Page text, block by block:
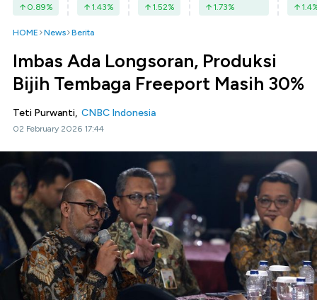
0.89% 1.43% 1.52% 1.73% 1.4
HOME News Berita
Imbas Ada Longsoran, Produksi
Bijih Tembaga Freeport Masih 30%
Teti Purwanti, CNBC Indonesia
02 February 2026 17:44